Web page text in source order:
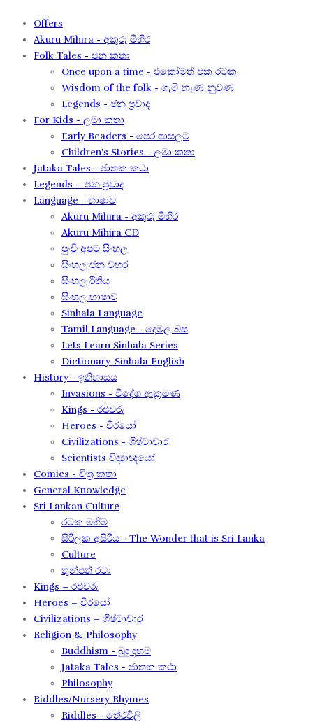
Offers
Akuru Mihira - අකුරු මිහිර
Folk Tales - ජන කතා
Once upon a time - එකෝමත් එක රටක​
Wisdom of the folk - ගැමි නැණ නුවණ​
Legends - ජන ප්‍රවාද​
For Kids - ලමා කතා
Early Readers - පෙර පාසලට
Children's Stories - ලමා කතා
Jataka Tales - ජාතක කථා
Legends – ජන ප්‍රවාද​
Language - භාෂාව
Akuru Mihira - අකුරු මිහිර​
Akuru Mihira CD
පුංචි අපට සිංහල
සිංහල ජන වහර​
සිංහල රීතිය​
සිංහල භාෂාව
Sinhala Language
Tamil Language - දෙමල බස​
Lets Learn Sinhala Series
Dictionary-Sinhala English
History - ඉතිහාසය
Invasions - විදේශ ආක‍්‍රමණ
Kings - රජවරු
Heroes - වීරයෝ
Civilizations - ශිෂ්ටාචාර
Scientists විද්‍යාඥයෝ
Comics - චිත්‍ර කතා
General Knowledge
Sri Lankan Culture
රටක මහිම​
සිරිලක අසිරිය​ - The Wonder that is Sri Lanka
Culture
තුන්පත් රටා
Kings – රජවරු
Heroes – වීරයෝ
Civilizations – ශිෂ්ටාචාර
Religion & Philosophy
Buddhism - බුදු දහම
Jataka Tales - ජාතක කථා
Philosophy
Riddles/Nursery Rhymes
Riddles - තේරවිලි